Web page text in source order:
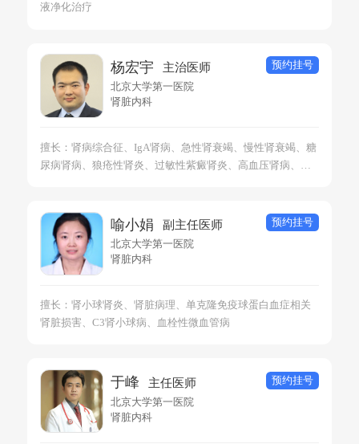
液净化治疗
杨宏宇 主治医师
北京大学第一医院
肾脏内科
预约挂号
擅长：肾病综合征、IgA肾病、急性肾衰竭、慢性肾衰竭、糖
尿病肾病、狼疮性肾炎、过敏性紫癜肾炎、高血压肾病、间
喻小娟 副主任医师
北京大学第一医院
肾脏内科
预约挂号
擅长：肾小球肾炎、肾脏病理、单克隆免疫球蛋白血症相关
肾脏损害、C3肾小球病、血栓性微血管病
于峰 主任医师
北京大学第一医院
肾脏内科
预约挂号